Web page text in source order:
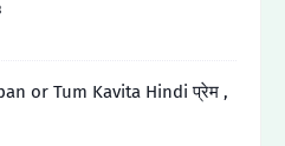
or Tum Kavita Hindi प्रेम ,